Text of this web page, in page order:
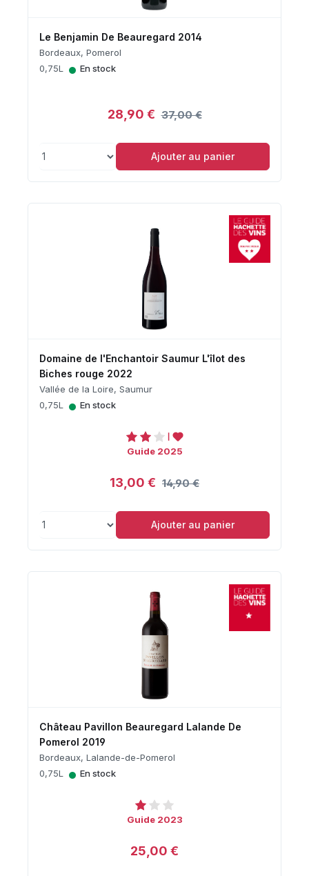
Le Benjamin De Beauregard 2014
Bordeaux, Pomerol
0,75L
• En stock
28,90 € 37,00 €
Ajouter au panier
Domaine de l'Enchantoir Saumur L'îlot des
Biches rouge 2022
Vallée de la Loire, Saumur
0,75L
• En stock
Guide 2025
13,00 € 14,90 €
Ajouter au panier
Château Pavillon Beauregard Lalande De
Pomerol 2019
Bordeaux, Lalande-de-Pomerol
0,75L
• En stock
Guide 2023
25,00 €